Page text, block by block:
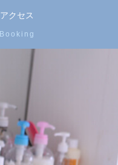
アクセス